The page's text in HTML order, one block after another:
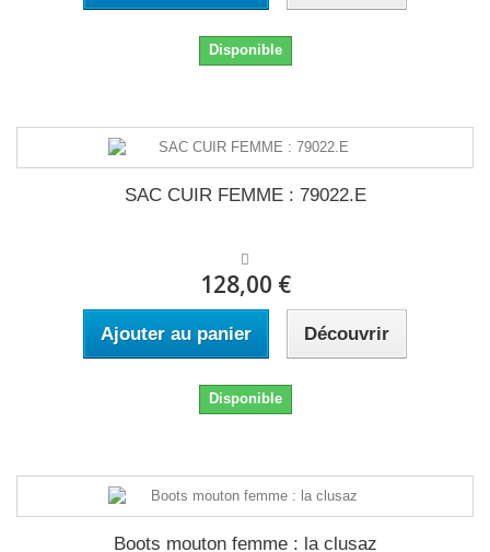
Disponible
SAC CUIR FEMME : 79022.E
128,00 €
Ajouter au panier Découvrir
Disponible
Boots mouton femme : la clusaz